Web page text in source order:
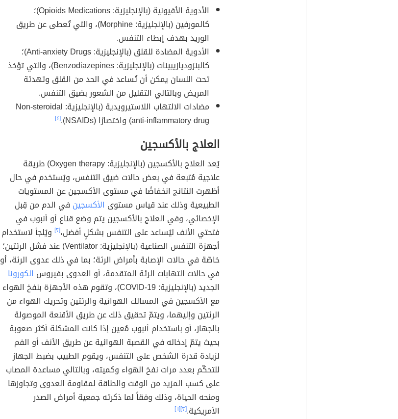
الأدوية الأفيونية (بالإنجليزية: Opioids Medications)؛
كالمورفين (بالإنجليزية: Morphine)، والتي تُعطى عن طريق
الوريد بهدف إبطاء التنفس.
الأدوية المضادة للقلق (بالإنجليزية: Anti-anxiety Drugs)؛
كالبنزوديازيبينات (بالإنجليزية: Benzodiazepines)، والتي تؤخذ
تحت اللسان يمكن أن تُساعد في الحد من القلق وتهدئة
المريض وبالتالي التقليل من الشعور بضيق التنفس.
مضادات الالتهاب اللاستيرويدية (بالإنجليزية: Non-steroidal
anti-inflammatory drug) واختصارًا (NSAIDs).
[٤]
العلاج بالأكسجين
يُعد العلاج بالأكسجين (بالإنجليزية: Oxygen therapy) طريقة
علاجية مُتبعة في بعض حالات ضيق التنفس، ويُستخدم في حال
أظهرت النتائج انخفاضًا في مستوى الأكسجين عن المستويات
الطبيعية وذلك عند قياس مستوى الأكسجين في الدم من قِبل
الإخصائي، وفي العلاج بالأكسجين يتم وضع قناع أو أنبوب في
فتحتي الأنف ليُساعد على التنفس بشكلٍ أفضل،[٢]
ويُلجأ لاستخدام
أجهزة التنفس الصناعية (بالإنجليزية: Ventilator) عند فشل الرئتين؛
خاصّة في حالات الإصابة بأمراض الرئة؛ بما في ذلك عدوى الرئة، أو
في حالات التهابات الرئة المتقدمة، أو العدوى بفيروس الكورونا
الجديد (بالإنجليزية: COVID-19)، وتقوم هذه الأجهزة بنفخ الهواء
مع الأكسجين في المسالك الهوائية والرئتين وتحريك الهواء من
الرئتين وإليهما، ويتمّ تحقيق ذلك عن طريق الأقنعة الموصولة
بالجهاز، أو باستخدام أنبوب مُعين إذا كانت المشكلة أكثر صعوبة
بحيث يتمّ إدخاله في القصبة الهوائية عن طريق الأنف أو الفم
لزيادة قدرة الشخص على التنفس، ويقوم الطبيب بضبط الجهاز
للتحكّم بعدد مرات نفخ الهواء وكميته، وبالتالي مساعدة المصاب
على كسب المزيد من الوقت والطاقة لمقاومة العدوى وتجاوزها
ومنحه الحياة، وذلك وفقاً لما ذكرته جمعية أمراض الصدر
الأمريكية.[٣] [٦]